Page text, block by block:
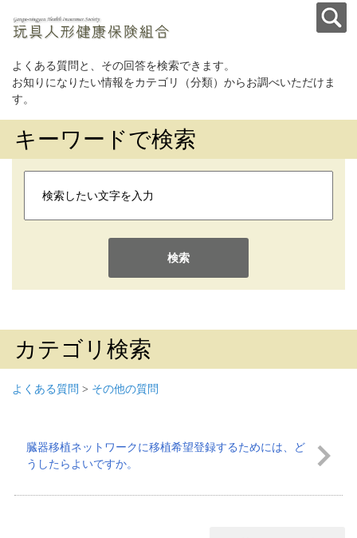
よくある質問と、その回答を検索できます。
お知りになりたい情報をカテゴリ（分類）からお調べいただけま
す。
キーワードで検索
検索
カテゴリ検索
よくある質問 > その他の質問
臓器移植ネットワークに移植希望登録するためには、ど
うしたらよいですか。